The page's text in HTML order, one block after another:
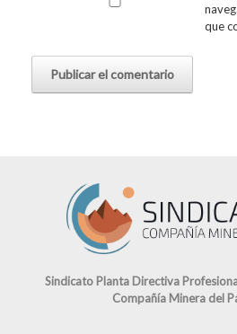
que
Sindicato Planta Directiva
Compañía Minera del